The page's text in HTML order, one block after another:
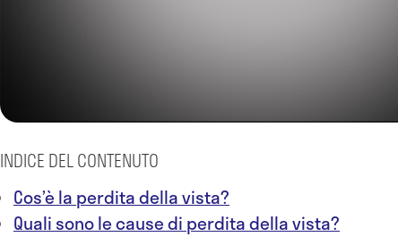
INDICE DEL CONTENUTO
Cos’è la perdita della vista?
Quali sono le cause di perdita della vista?